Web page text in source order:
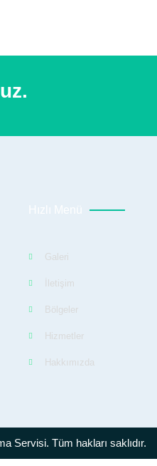
Hızlı Menü
Galeri
İletişim
Bölgeler
Hizmetler
Hakkımızda
Servisi. Tüm hakları saklıdır.